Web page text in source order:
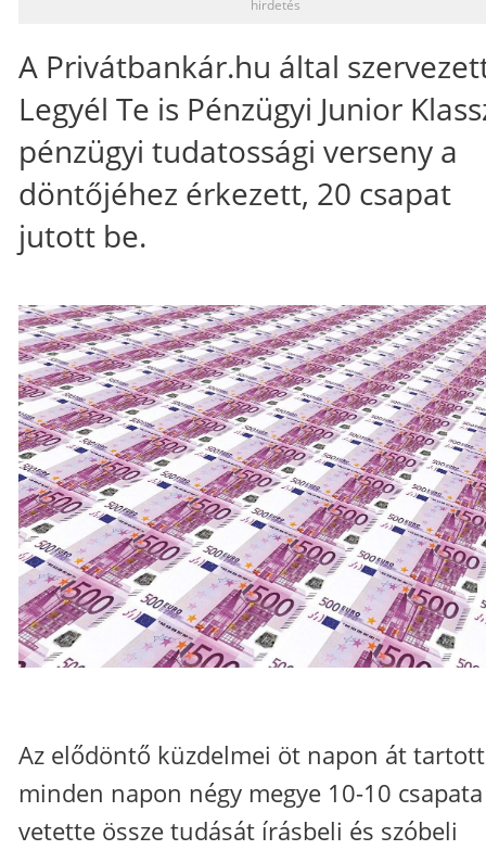
hirdetés
A Privátbankár.hu által
Legyél Te is Pénzügyi Junior
pénzügyi tudatossági verseny a
döntőjéhez érkezett, 20 csapat
jutott be.
Az elődöntő küzdelmei öt napon át
minden napon négy megye 10-10 csapata
vetette össze tudását írásbeli és szóbeli